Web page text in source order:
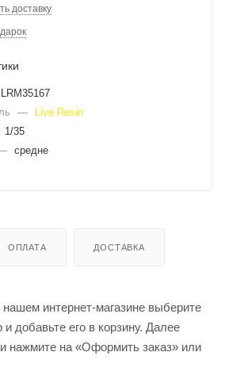
доставку
LRM35167
—
Live Resin
1/35
средне
ОПЛАТА ДОСТАВКА
интернет-магазине выберите
добавьте его в корзину. Далее
нажмите на «Оформить заказ» или